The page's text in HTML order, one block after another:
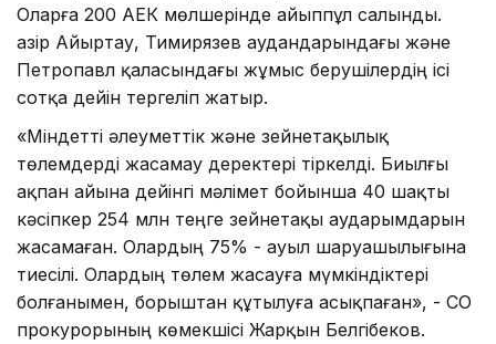
Оларға 200 АЕК мөлшерінде айыппұл салынды.
Қазір Айыртау, Тимирязев аудандарындағы және
Петропавл қаласындағы жұмыс берушілердің ісі
сотқа дейін тергеліп жатыр.
«Міндетті әлеуметтік және зейнетақылық
төлемдерді жасамау деректері тіркелді. Биылғы
ақпан айына дейінгі мәлімет бойынша 40 шақты
кәсіпкер 254 млн теңге зейнетақы аударымдарын
жасамаған. Олардың 75% - ауыл шаруашылығына
тиесілі. Олардың төлем жасауға мүмкіндіктері
болғанымен, борыштан құтылуға асықпаған», - СҚО
прокурорының көмекшісі Жарқын Белгібеков.